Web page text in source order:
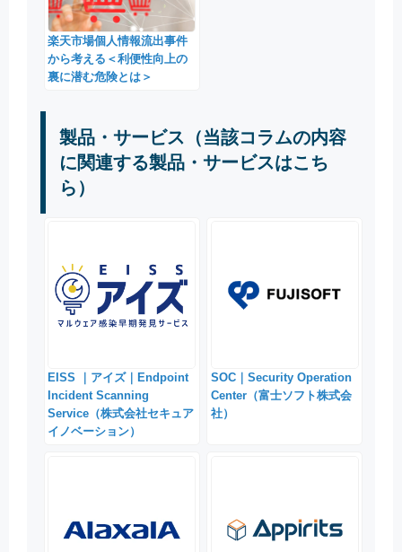
楽天市場個人情報流出事件
から考える＜利便性向上の
裏に潜む危険とは＞
製品・サービス（当該コラムの内容
に関連する製品・サービスはこち
ら）
EISS ｜アイズ｜Endpoint
Incident Scanning
Service（株式会社セキュア
イノベーション）
SOC｜Security Operation
Center（富士ソフト株式会
社）